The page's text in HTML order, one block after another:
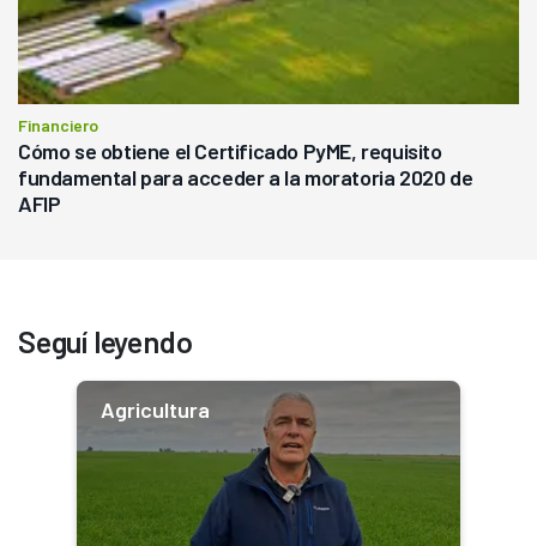
Financiero
Cómo se obtiene el Certificado PyME, requisito
fundamental para acceder a la moratoria 2020 de
AFIP
Seguí leyendo
Agricultura